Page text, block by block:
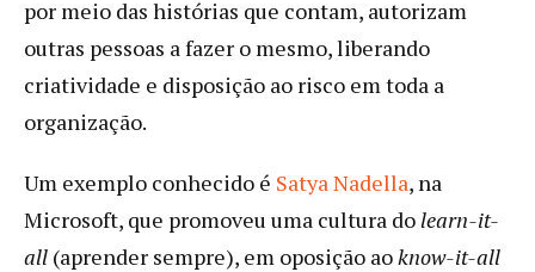
por meio das histórias que contam, autorizam
outras pessoas a fazer o mesmo, liberando
criatividade e disposição ao risco em toda a
organização.
Um exemplo conhecido é Satya Nadella, na
Microsoft, que promoveu uma cultura do learn-it-
all (aprender sempre), em oposição aoknow-it-all